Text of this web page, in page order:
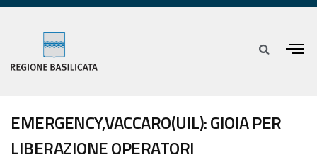
EMERGENCY,VACCARO(UIL): GIOIA PER
LIBERAZIONE OPERATORI